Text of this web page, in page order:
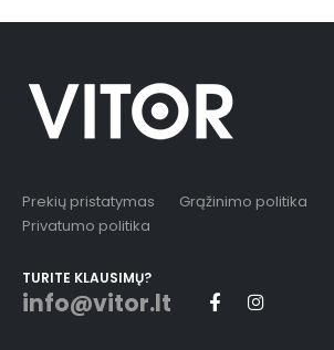
Prekių pristatymas
Grąžinimo politika
Privatumo politika
TURITE KLAUSIMŲ?
info@vitor.lt